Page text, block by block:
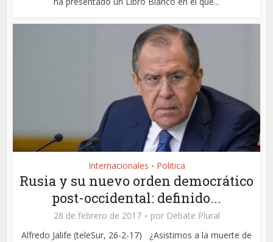
Internacionales • Politica
Rusia y su nuevo orden democrático
post-occidental: definido...
28 de febrero de 2017 por Debate Plural
Alfredo Jalife (teleSur, 26-2-17) ¿Asistimos a la muerte de